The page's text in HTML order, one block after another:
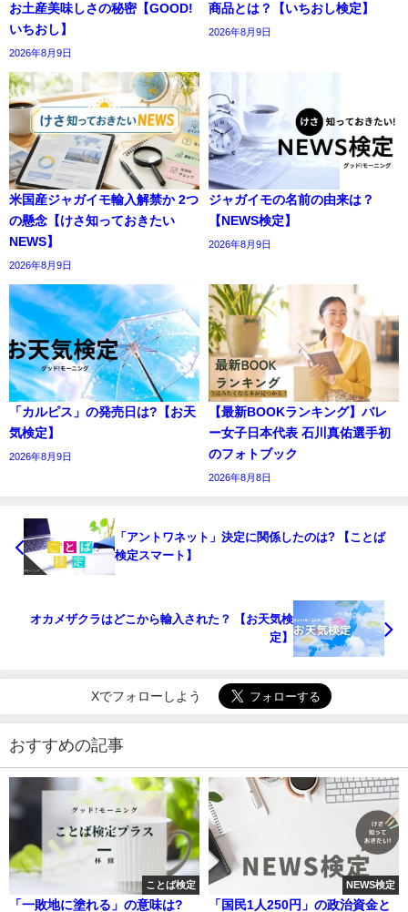
お土産美味しさの秘密【GOOD!
いちおし】
2026年8月9日
商品とは？【いちおし検定】
2026年8月9日
米国産ジャガイモ輸入解禁か 2つ
の懸念【けさ知っておきたい
NEWS】
2026年8月9日
ジャガイモの名前の由来は？
【NEWS検定】
2026年8月9日
「カルピス」の発売日は?【お天
気検定】
2026年8月9日
【最新BOOKランキング】バレ
ー女子日本代表 石川真佑選手初
のフォトブック
2026年8月8日
「アントワネット」決定に関係したのは? 【ことば
検定スマート】
オカメザクラはどこから輸入された？ 【お天気検
定】
Xでフォローしよう
おすすめの記事
ことば検定
「一敗地に塗れる」の意味は?
NEWS検定
「国民1人250円」の政治資金と